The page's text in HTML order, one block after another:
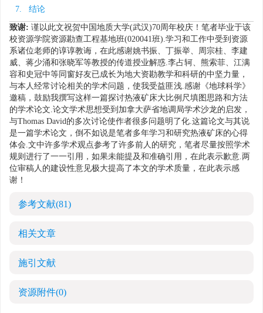
7. 结论
致谢: 谨以此文祝贺中国地质大学(武汉)70周年校庆！笔者毕业于该
校资源学院资源勘查工程基地班(020041班).学习和工作中受到资源
系诸位老师的谆谆教诲，在此感谢姚书振、丁振举、周宗桂、李建
威、蒋少涌和张晓军等教授的传道授业解惑.李占轲、熊索菲、江满
容和史冠中等同窗好友已成长为地大资勘教学和科研的中坚力量，
与本人经常讨论相关的学术问题，使我受益匪浅.感谢《地球科学》
邀稿，鼓励我撰写这样一篇探讨热液矿床大比例尺填图思路和方法
的学术论文.论文学术思想受到加拿大萨省地调局学术沙龙的启发，
与Thomas David的多次讨论使作者很多问题明了化.这篇论文与其说
是一篇学术论文，倒不如说是笔者多年学习和研究热液矿床的心得
体会.文中许多学术观点参考了许多前人的研究，笔者尽量按照学术
规则进行了一一引用，如果未能提及和准确引用，在此表示歉意.两
位审稿人的建设性意见极大提高了本文的学术质量，在此表示感
谢！
参考文献(81)
相关文章
施引文献
资源附件(0)